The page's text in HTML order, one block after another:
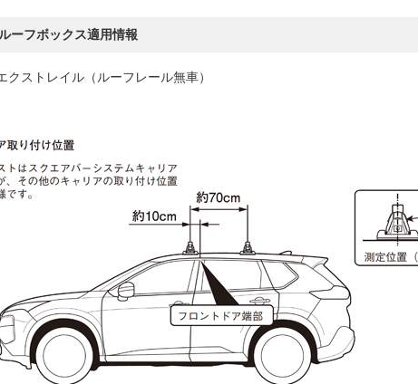
ーフボックス適用情報
ストレイル（ルーフレール無車）